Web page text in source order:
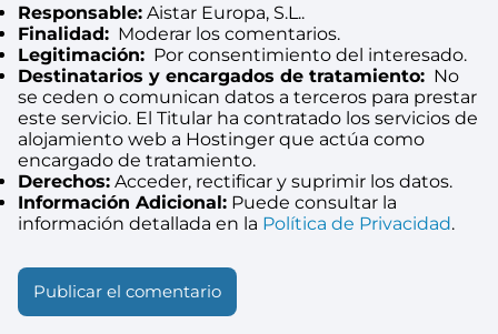
Responsable: Aistar Europa, S.L..
Finalidad: Moderar los comentarios.
Legitimación: Por consentimiento del interesado.
Destinatarios y encargados de tratamiento: No
se ceden o comunican datos a terceros para prestar
este servicio. El Titular ha contratado los servicios de
alojamiento web a Hostinger que actúa como
encargado de tratamiento.
Derechos: Acceder, rectificar y suprimir los datos.
Información Adicional: Puede consultar la
información detallada en la Política de Privacidad.